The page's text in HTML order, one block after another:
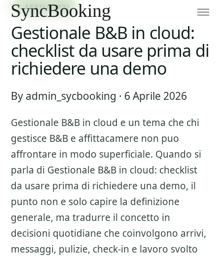
6 APRILE 2026
Gestionale B&B in cloud:
checklist da usare prima di
richiedere una demo
By admin_sycbooking · 6 Aprile 2026
Gestionale B&B in cloud e un tema che chi
gestisce B&B e affittacamere non puo
affrontare in modo superficiale. Quando si
parla di Gestionale B&B in cloud: checklist
da usare prima di richiedere una demo, il
punto non e solo capire la definizione
generale, ma tradurre il concetto in
decisioni quotidiane che coinvolgono arrivi,
messaggi, pulizie, check-in e lavoro svolto